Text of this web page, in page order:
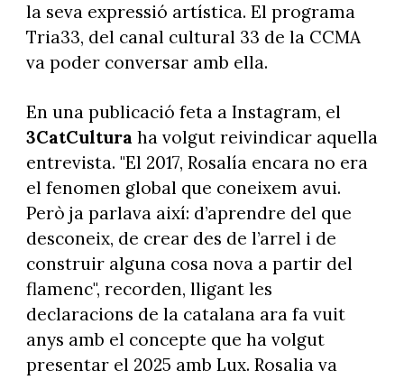
la seva expressió artística. El programa
Tria33, del canal cultural 33 de la CCMA
va poder conversar amb ella.
En una publicació feta a Instagram, el
3CatCultura ha volgut reivindicar aquella
entrevista. "El 2017, Rosalía encara no era
el fenomen global que coneixem avui.
Però ja parlava així: d’aprendre del que
desconeix, de crear des de l’arrel i de
construir alguna cosa nova a partir del
flamenc", recorden, lligant les
declaracions de la catalana ara fa vuit
anys amb el concepte que ha volgut
presentar el 2025 amb Lux. Rosalia va